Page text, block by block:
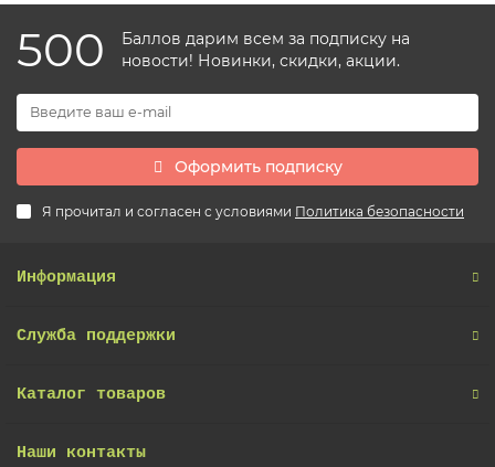
500
Баллов дарим всем за подписку на
новости! Новинки, скидки, акции.
Оформить подписку
Я прочитал и согласен с условиями Политика безопасности
Информация
Служба поддержки
Каталог товаров
Наши контакты